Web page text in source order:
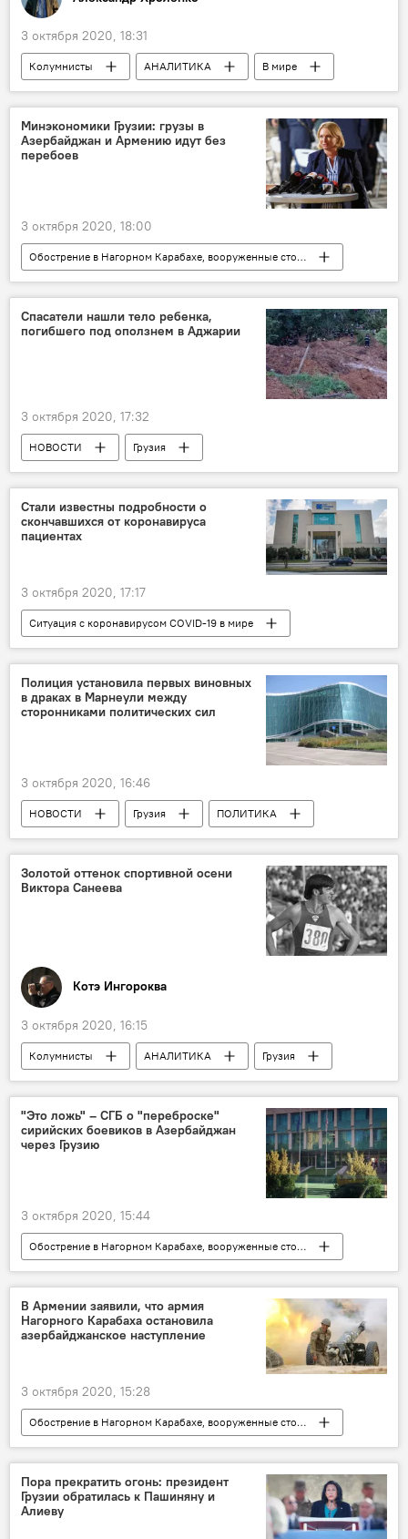
3 октября 2020, 18:31
Колумнисты АНАЛИТИКА В мире
Минэкономики Грузии: грузы в
Азербайджан и Армению идут без
перебоев
3 октября 2020, 18:00
Обострение в Нагорном Карабахе, вооруженные столкновения 2020
НОВОСТИ
Грузия
ЭКОНОМИКА
Кавказ
Натия Турнава
Министерство экономики и устойчивого развития Грузии
Нагорно-карабахский конфликт
Спасатели нашли тело ребенка,
погибшего под оползнем в Аджарии
3 октября 2020, 17:32
НОВОСТИ
Грузия
ПРОИСШЕСТВИЯ
Оползень
Стали известны подробности о
скончавшихся от коронавируса
пациентах
3 октября 2020, 17:17
Ситуация с коронавирусом COVID-19 в мире
Грузия
НОВОСТИ
Коронавирус COVID-19
Полиция установила первых виновных
в драках в Марнеули между
сторонниками политических сил
3 октября 2020, 16:46
НОВОСТИ Грузия
ПОЛИТИКА
ПРОИСШЕСТВИЯ
Парламентские выборы
Марнеули
Парламентские выборы в Грузии 2020
Золотой оттенок спортивной осени
Виктора Санеева
Котэ Ингороква
3 октября 2020, 16:15
Колумнисты АНАЛИТИКА
Грузия
СПОРТ
"Это ложь" – СГБ о "переброске"
сирийских боевиков в Азербайджан
через Грузию
3 октября 2020, 15:44
Обострение в Нагорном Карабахе, вооруженные столкновения 2020
НОВОСТИ
Грузия
ПОЛИТИКА
Кавказ
Григол Лилуашвили
Азербайджан
В Армении заявили, что армия
Нагорного Карабаха остановила
азербайджанское наступление
3 октября 2020, 15:28
Обострение в Нагорном Карабахе, вооруженные столкновения 2020
НОВОСТИ
Конфликты
В мире
Нагорно-карабахский конфликт
Армения
Пора прекратить огонь: президент
Грузии обратилась к Пашиняну и
Алиеву